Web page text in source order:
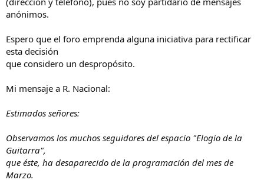
anónimos.
Espero que el foro emprenda alguna iniciativa para rectificar
esta decisión
que considero un despropósito.
Mi mensaje a R. Nacional:
Estimados señores:
Observamos los muchos seguidores del espacio "Elogio de la
Guitarra",
que éste, ha desaparecido de la programación del mes de
Marzo.